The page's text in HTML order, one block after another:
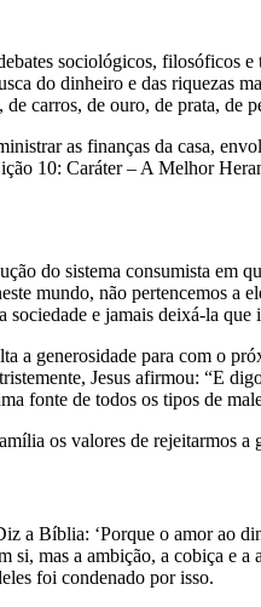
sociológicos,
do dinheiro e das riquezas
carros, de ouro, de prata, de
as finanças da casa,
10: Caráter – A Melhor
do sistema consumista
mundo, não pertencemos
sociedade e jamais deixá-la
a generosidade para com o
Jesus afirmou: “E
fonte de todos os tipos de
os valores de rejeitarmos
Bíblia: ‘Porque o amor ao
si, mas a ambição, a cobiça e
foi condenado por isso.